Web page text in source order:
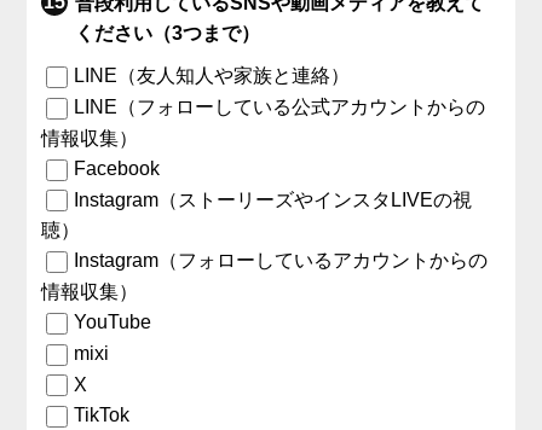
ください（3つまで）
LINE（友人知人や家族と連絡）
LINE（フォローしている公式アカウントからの
情報収集）
Facebook
Instagram（ストーリーズやインスタLIVEの視
聴）
Instagram（フォローしているアカウントからの
情報収集）
YouTube
mixi
X
TikTok